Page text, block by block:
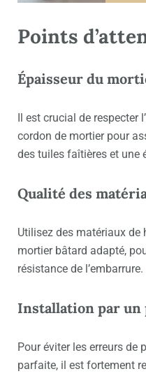
Points
Épaisseur du
Il est crucial de respecter
cordon de mortier pour
des tuiles faîtières et une
Qualité des
Utilisez des matériaux
mortier bâtard adapté,
résistance de l’embarrure.
Installation par un
Pour éviter les erreurs de
parfaite, il est fortement